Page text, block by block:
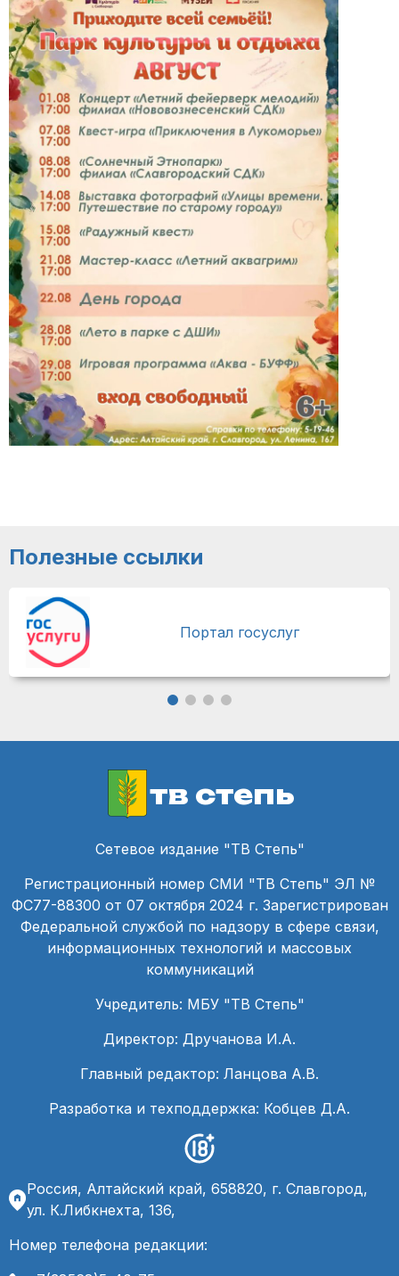
Полезные ссылки
Портал госуслуг
тв степь
Сетевое издание "ТВ Степь"
Регистрационный номер СМИ "ТВ Степь" ЭЛ №
ФС77-88300 от 07 октября 2024 г. Зарегистрирован
Федеральной службой по надзору в сфере связи,
информационных технологий и массовых
коммуникаций
Учредитель: МБУ "ТВ Степь"
Директор: Дручанова И.А.
Главный редактор: Ланцова А.В.
Разработка и техподдержка: Кобцев Д.А.
Россия, Алтайский край, 658820, г. Славгород,
ул. К.Либкнехта, 136,
Номер телефона редакции: